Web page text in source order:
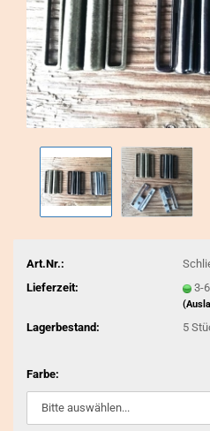
Art.Nr.:
Lieferzeit:
3-
Lagerbestand: 5
Farbe: